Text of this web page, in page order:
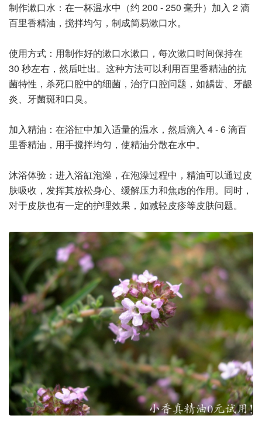
制作漱口水：在一杯温水中（约 200 - 250 毫升）加入 2 滴
百里香精油，搅拌均匀，制成简易漱口水。
使用方式：用制作好的漱口水漱口，每次漱口时间保持在
30 秒左右，然后吐出。这种方法可以利用百里香精油的抗
菌特性，杀死口腔中的细菌，治疗口腔问题，如龋齿、牙龈
炎、牙菌斑和口臭。
加入精油：在浴缸中加入适量的温水，然后滴入 4 - 6 滴百
里香精油，用手搅拌均匀，使精油分散在水中。
沐浴体验：进入浴缸泡澡，在泡澡过程中，精油可以通过皮
肤吸收，发挥其放松身心、缓解压力和焦虑的作用。同时，
对于皮肤也有一定的护理效果，如减轻皮疹等皮肤问题。